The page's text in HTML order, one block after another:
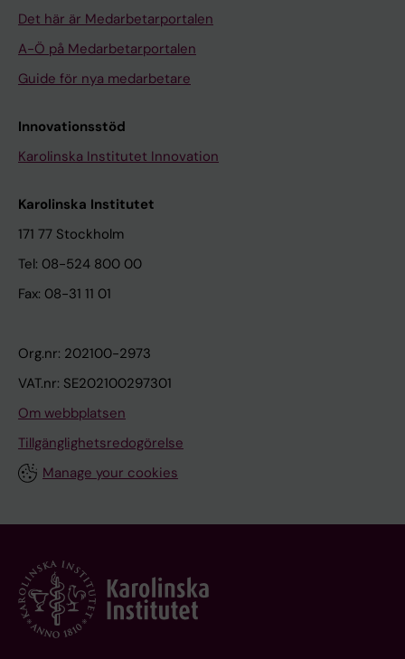
Det här är Medarbetarportalen
A-Ö på Medarbetarportalen
Guide för nya medarbetare
Innovationsstöd
Karolinska Institutet Innovation
Karolinska Institutet
171 77 Stockholm
Tel: 08-524 800 00
Fax: 08-31 11 01
Org.nr: 202100-2973
VAT.nr: SE202100297301
Om webbplatsen
Tillgänglighetsredogörelse
Manage your cookies